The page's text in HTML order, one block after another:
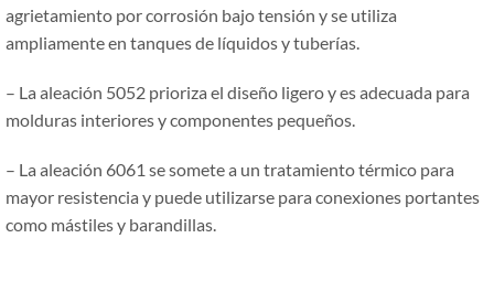
agrietamiento por corrosión bajo tensión y se utiliza
ampliamente en tanques de líquidos y tuberías.
– La aleación 5052 prioriza el diseño ligero y es adecuada para
molduras interiores y componentes pequeños.
– La aleación 6061 se somete a un tratamiento térmico para
mayor resistencia y puede utilizarse para conexiones portantes
como mástiles y barandillas.